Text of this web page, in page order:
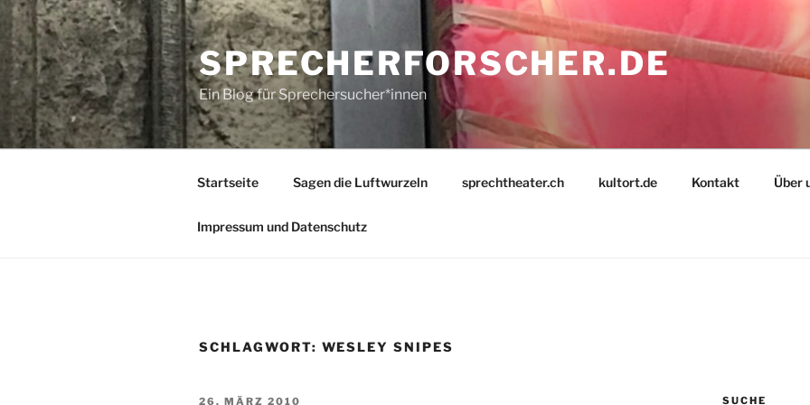
Zum
Inhalt
springen
SPRECHERFORSCHER.DE
Ein Blog für Sprechersucher*innen
Startseite Sagen die Luftwurzeln sprechtheater.ch kultort.de Kontakt Über
Impressum und Datenschutz
SCHLAGWORT: WESLEY SNIPES
VERÖFFENTLICHT
26. MÄRZ 2010 SUCHE